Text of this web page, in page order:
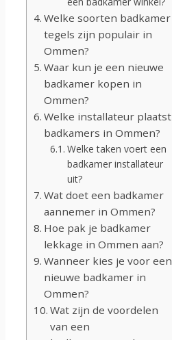
Welke soorten badkamer
tegels zijn populair in
Ommen?
Waar kun je een nieuwe
badkamer kopen in
Ommen?
Welke installateur plaatst
badkamers in Ommen?
Welke taken voert een
badkamer installateur
uit?
Wat doet een badkamer
aannemer in Ommen?
Hoe pak je badkamer
lekkage in Ommen aan?
Wanneer kies je voor een
nieuwe badkamer in
Ommen?
Wat zijn de voordelen
van een